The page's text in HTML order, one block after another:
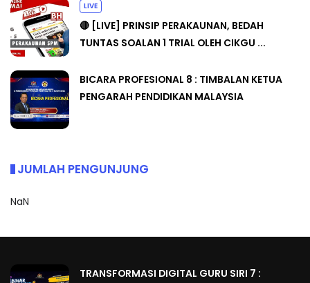
LIVE
🔴 [LIVE] PRINSIP PERAKAUNAN, BEDAH
TUNTAS SOALAN 1 TRIAL OLEH CIKGU ...
BICARA PROFESIONAL 8 : TIMBALAN KETUA
PENGARAH PENDIDIKAN MALAYSIA
JUMLAH PENGUNJUNG
NaN
TRANSFORMASI DIGITAL GURU SIRI 7 :